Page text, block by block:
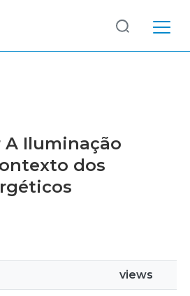
Iluminação
dos
views